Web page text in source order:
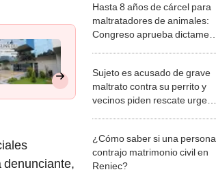
denunciante,
Hasta 8 años de cárcel para
maltratadores de animales:
Congreso aprueba dictamen
Sujeto es acusado de grave
maltrato contra su perrito y
vecinos piden rescate urgente
¿Cómo saber si una persona
contrajo matrimonio civil en
Reniec?